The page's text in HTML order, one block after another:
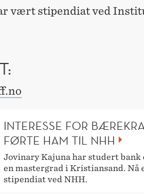
vært stipendiat ved
INTERESSE FOR
FØRTE HAM TIL NHH
Jovinary Kajuna har studert bank
en mastergrad i Kristiansand. Nå
stipendiat ved NHH.